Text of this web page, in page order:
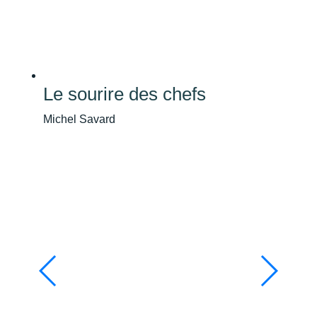
Le sourire des chefs
Michel Savard